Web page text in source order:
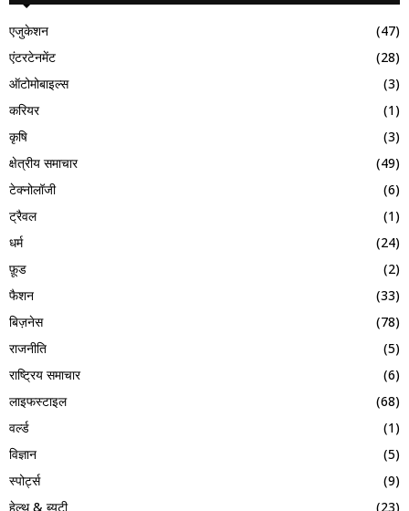
एजुकेशन
(47)
एंटरटेनमेंट
(28)
ऑटोमोबाइल्स
(3)
करियर
(1)
कृषि
(3)
क्षेत्रीय समाचार
(49)
टेक्नोलॉजी
(6)
ट्रैवल
(1)
धर्म
(24)
फ़ूड
(2)
फैशन
(33)
बिज़नेस
(78)
राजनीति
(5)
राष्ट्रिय समाचार
(6)
लाइफस्टाइल
(68)
वर्ल्ड
(1)
विज्ञान
(5)
स्पोर्ट्स
(9)
हेल्थ & ब्यूटी
(23)